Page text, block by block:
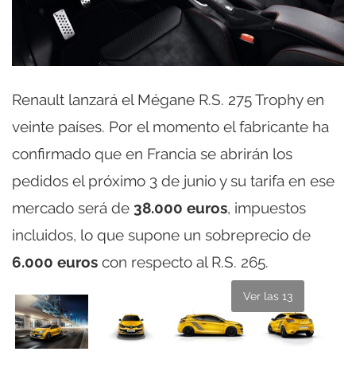
Renault lanzará el Mégane R.S. 275 Trophy en
veinte países. Por el momento el fabricante ha
confirmado que en Francia se abrirán los
pedidos el próximo 3 de junio y su tarifa en ese
mercado será de 38.000 euros, impuestos
incluidos, lo que supone un sobreprecio de
6.000 euros con respecto al R.S. 265.
Ver las 13